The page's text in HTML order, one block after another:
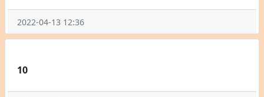
2022-04-13 12:36
10